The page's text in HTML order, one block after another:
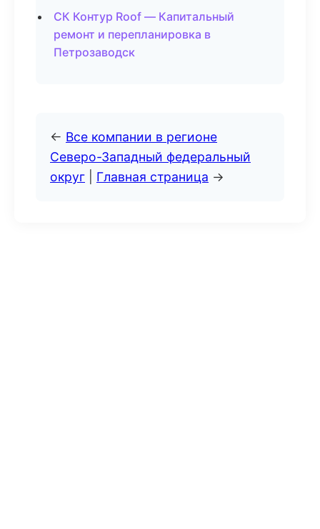
СК Контур Roof — Капитальный
ремонт и перепланировка в
Петрозаводск
← Все компании в регионе
Северо-Западный федеральный
округ
Главная страница →